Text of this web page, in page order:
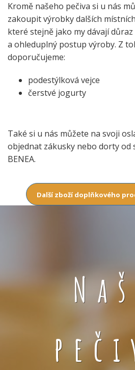
Kromě našeho pečiva si u nás
zakoupit výrobky dalších
které stejně jako my dávají
a ohleduplný postup výroby. Z
doporučujeme:
podestýlková vejce
čerstvé jogurty
Také si u nás můžete na svoji
objednat zákusky nebo dorty od
BENEA.
Další zboží doplňkového